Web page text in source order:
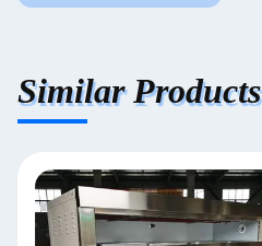
Similar Products